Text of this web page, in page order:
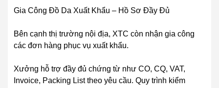
Gia Công Đồ Da Xuất Khẩu – Hồ Sơ Đầy Đủ
Bên cạnh thị trường nội địa, XTC còn nhận gia công
các đơn hàng phục vụ xuất khẩu.
Xưởng hỗ trợ đầy đủ chứng từ như CO, CQ, VAT,
Invoice, Packing List theo yêu cầu. Quy trình kiểm